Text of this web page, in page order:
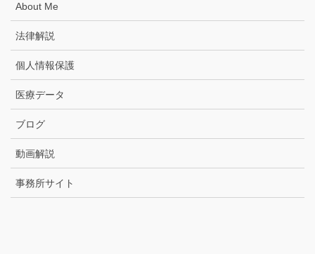
About Me
法律解説
個人情報保護
医療データ
ブログ
動画解説
事務所サイト